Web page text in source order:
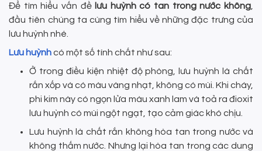
Để tìm hiểu vấn đề lưu huỳnh có tan trong nước không
đầu tiên chúng ta cùng tìm hiểu về những đặc trưng của
lưu huỳnh nhé.
Lưu huỳnhcó một số tính chất như sau:
Ở trong điều kiện nhiệt độ phòng, lưu huỳnh là chất
rắn xốp và có màu vàng nhạt, không có mùi. Khi cháy,
phi kim này có ngọn lửa màu xanh lam và toả ra đioxit
lưu huỳnh có mùi ngột ngạt, tạo cảm giác khó chịu.
Lưu huỳnh là chất rắn không hòa tan trong nước và
không thấm nước. Nhưng lại hòa tan trong các dung